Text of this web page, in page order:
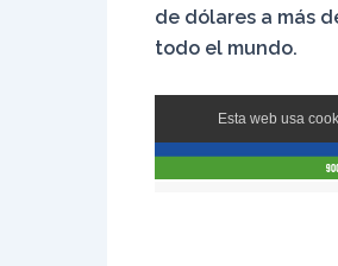
de dólares a más
todo el mundo.